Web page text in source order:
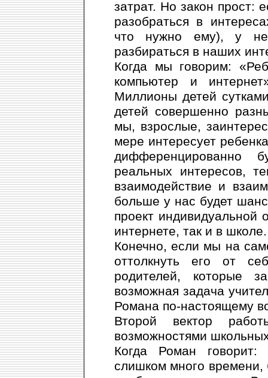
затрат. Но закон прост:
разобраться в
что нужно ему), у
разбираться в наших
Когда мы говорим:
компьютер и
Миллионы детей
детей совершенно
мы, взрослые,
мере интересует
дифференцированно
реальных интересов,
взаимодействие и
больше у нас будет
проект индивидуальной
интернете, так и в школе.
Конечно, если мы на
оттолкнуть его от
родителей, которые
возможная задача
Романа по-настоящему
Второй вектор
возможностями
Когда Роман говорит:
слишком много времени,